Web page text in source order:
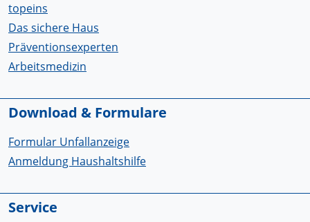
topeins
Das sichere Haus
Präventionsexperten
Arbeitsmedizin
Download & Formulare
Formular Unfallanzeige
Anmeldung Haushaltshilfe
Service